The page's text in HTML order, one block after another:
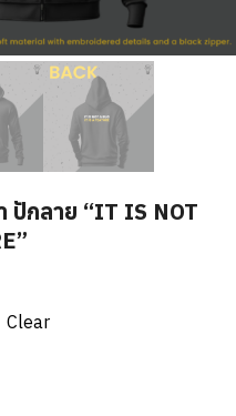
กลาย “IT IS NOT
Clear